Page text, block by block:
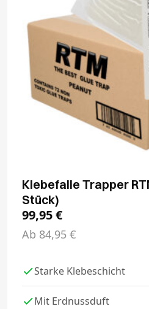
Klebefalle Trapper
Stück)
99,95€
Ab 84,95 €
Starke Klebeschicht
Mit Erdnussduft